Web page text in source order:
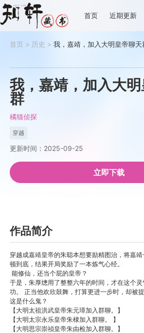
首页 近期更新
首页 > 历史 > 我，嘉靖，加入大明皇帝聊天
我，嘉靖，加入大
群
橘猫侦探
穿越
更新时间：2025-09-25
立即下载
作品简介
穿越成嘉靖皇帝的朱聪本想要励精图治，将嘉
顿到底，结果开局奖励了一本炼气心经。
能修仙，还当个屁的皇帝？
于是，朱厚熜用了整整六年的时间，才在这个
功。 正当他欢欣鼓舞，打算更进一步时，却被
这是什么鬼？
【大明太祖洪武皇帝朱元璋加入群聊。】
【大明太宗永乐皇帝朱棣加入群聊。 】
【大明思宗崇祯皇帝朱由检加入群聊。】